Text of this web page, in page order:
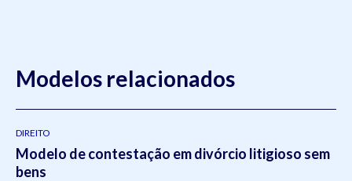
Modelos relacionados
DIREITO
Modelo de contestação em divórcio litigioso sem
bens